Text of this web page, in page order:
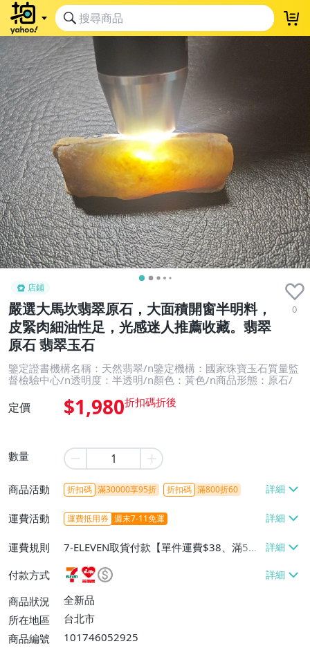
店鋪
嚴選大馬坎翡翠原石，大面積開窗半明料，
皮緊肉細油性足，光感迷人推薦收藏。翡翠
原石 翡翠玉石
0
鑒定證書機構名稱：天然翡翠/n鑒定機構：國家珠寶玉石質量監
督檢驗中心/n透明度：半透明/n顏色：黃色/n商品形態：原石/
定價 $1,980
數量
商品活動 折扣碼 滿30000享95折 折扣碼 滿800折60
運費活動 運費抵用券 週末7-11免運
運費規則
7-ELEVEN取貨付款【單件運費$38、滿5件
或消費滿$1298免運費】、7-ELEVEN取貨
不付款【免運費】、萊爾富取貨付款【單件
運費$60、滿5件或消費滿$1298免運
費】、宅配/貨運【單件運費$120、滿5件
付款方式
商品狀況
全新品
所在地區
台北市
商品編號
101746052925